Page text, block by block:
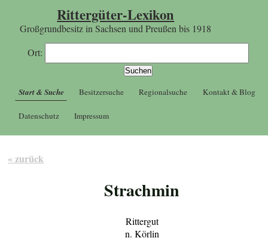
Rittergüter-Lexikon
Großgrundbesitz in Sachsen und Preußen bis 1918
Ort:
Start & Suche Besitzersuche Regionalsuche Kontakt & Blog
Datenschutz Impressum
« zurück
Strachmin
Rittergut
n. Körlin